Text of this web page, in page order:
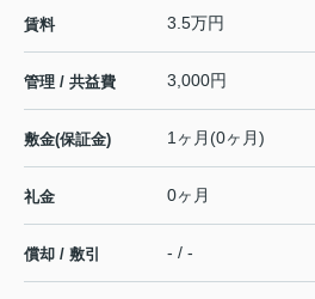
賃料 3.5万円
管理 / 共益費 3,000円
敷金(保証金) 1ヶ月(0ヶ月)
礼金 0ヶ月
償却 / 敷引 - / -